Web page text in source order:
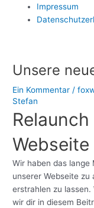
Impressum
Unsere
Ein Kommentar /
Stefan
Webseite
Wir haben das
unserer Webseite
erstrahlen zu
wir dir in diesem